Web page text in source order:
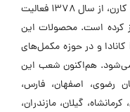
پخش کارن، زیرمجموعه هلدینگ داروسازی کارن، از سال ۱۳۷۸ فعالیت
کرده است. محصولات این
شرکت با مشارکت Mass Global Nutrition کانادا و در حوزه مکمل‌های
هم‌اکنون شعب این
رضوی، اصفهان، فارس،
گیلان، مازندران،